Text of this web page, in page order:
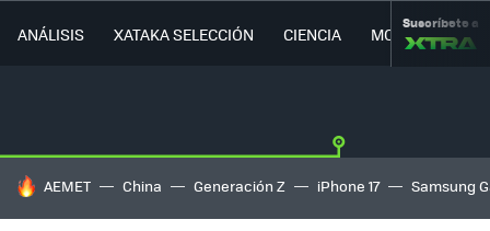
ANÁLISIS XATAKA SELECCIÓN CIENCIA MOVILIDAD
Suscríbete a
HOY SE HABLA DE
AEMET China Generación Z iPhone 17 Samsung